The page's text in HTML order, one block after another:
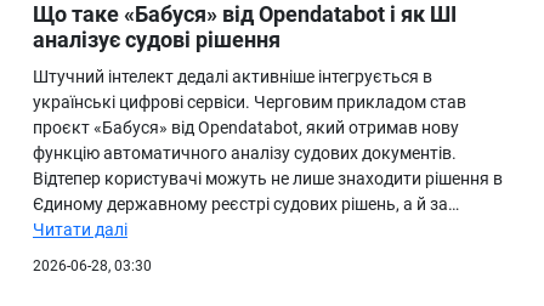
Ukraine
Про нас
Що таке «Бабуся» від Opendatabot і як ШІ
аналізує судові рішення
Штучний інтелект дедалі активніше інтегрується в
українські цифрові сервіси. Черговим прикладом став
проєкт «Бабуся» від Opendatabot, який отримав нову
функцію автоматичного аналізу судових документів.
Відтепер користувачі можуть не лише знаходити рішення в
Єдиному державному реєстрі судових рішень, а й за…
Читати далі
2026-06-28, 03:30